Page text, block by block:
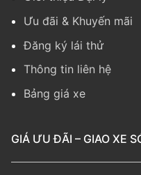
Ưu đãi & Khuyến mãi
Đăng ký lái thử
Thông tin liên hệ
Bảng giá xe
GIÁ ƯU ĐÃI – GIAO XE